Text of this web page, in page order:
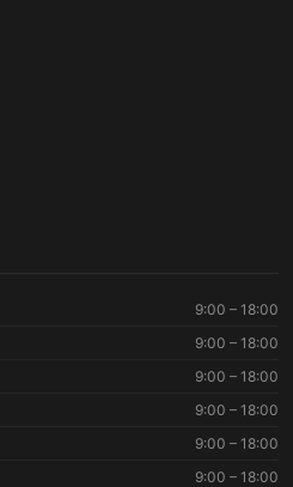
9:00 – 18:00
9:00 – 18:00
9:00 – 18:00
9:00 – 18:00
9:00 – 18:00
9:00 – 18:00